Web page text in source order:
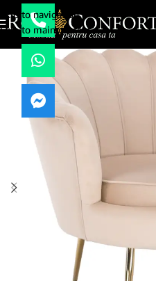
Skip to navigation
Skip to main content